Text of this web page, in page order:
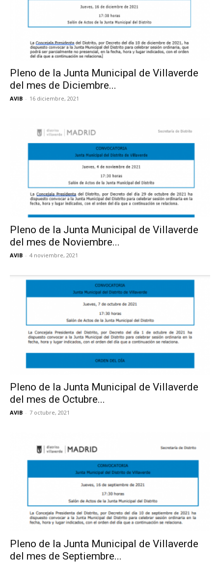
Pleno de la Junta Municipal de Villaverde
del mes de Diciembre...
AVIB - 16 diciembre, 2021
Pleno de la Junta Municipal de Villaverde
del mes de Noviembre...
AVIB - 4 noviembre, 2021
Pleno de la Junta Municipal de Villaverde
del mes de Octubre...
AVIB - 7 octubre, 2021
Pleno de la Junta Municipal de Villaverde
del mes de Septiembre...